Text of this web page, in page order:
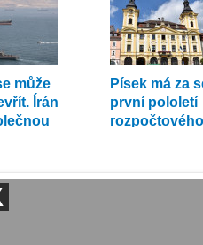
může
Írán
Písek má za
první pololetí